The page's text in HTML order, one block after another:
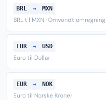
BRL → MXN
BRL til MXN · Omvendt omregning
EUR → USD
Euro til Dollar
EUR → NOK
Euro til Norske Kroner